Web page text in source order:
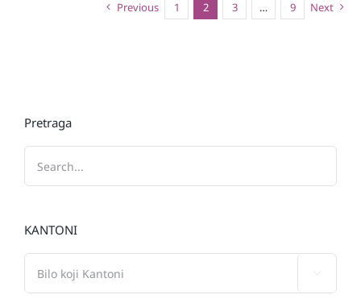
Previous 1 2 3 … 9 Next
Pretraga
KANTONI